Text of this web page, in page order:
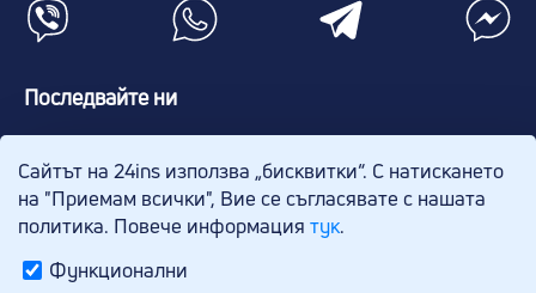
Последвайте ни
Сайтът на 24ins използва „бисквитки“. С натискането
на "Приемам всички", Вие се съгласявате с нашата
политика. Повече информация тук.
Функционални